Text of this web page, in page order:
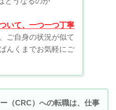
いて、一つ一つ丁寧
ご自身の状況が似て
んくまでお気軽にご
（CRC）への転職は、仕事